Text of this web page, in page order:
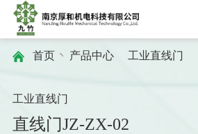
首页 产品中心 工业直线门
工业直线门
直线门JZ-ZX-02